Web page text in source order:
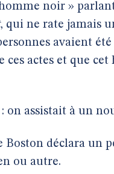
noir »
, qui ne rate jamais
avaient
ces actes et que
on assistait à un
Boston déclara un
ou autre.